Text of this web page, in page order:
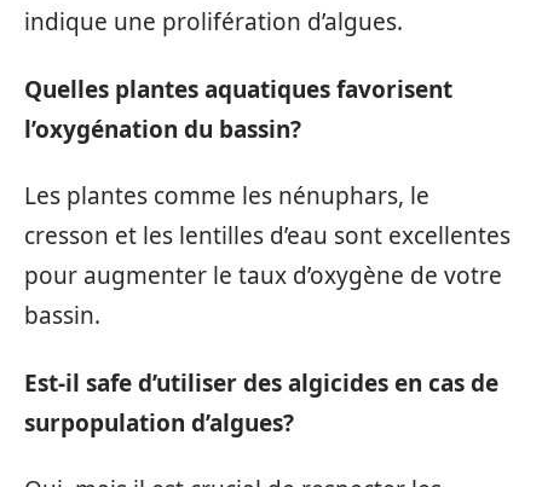
indique une prolifération d’algues.
Quelles plantes aquatiques favorisent
l’oxygénation du bassin?
Les plantes comme les nénuphars, le
cresson et les lentilles d’eau sont excellentes
pour augmenter le taux d’oxygène de votre
bassin.
Est-il safe d’utiliser des algicides en cas de
surpopulation d’algues?